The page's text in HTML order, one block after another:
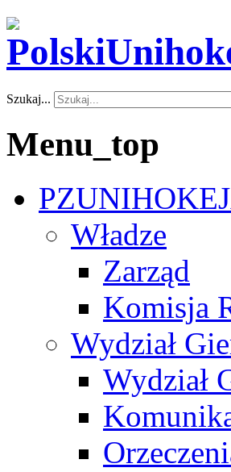
Szukaj...
Menu_top
Władze
Zarząd
Komisja
Wydział
Wydział